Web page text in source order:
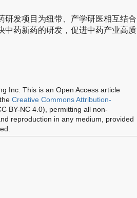
研发项目为纽带、产学研医相互结合
中药新药的研发，促进中药产业高质
Inc. This is an Open Access article
Creative Commons Attribution-
BY-NC 4.0), permitting all non-
reproduction in any medium, provided